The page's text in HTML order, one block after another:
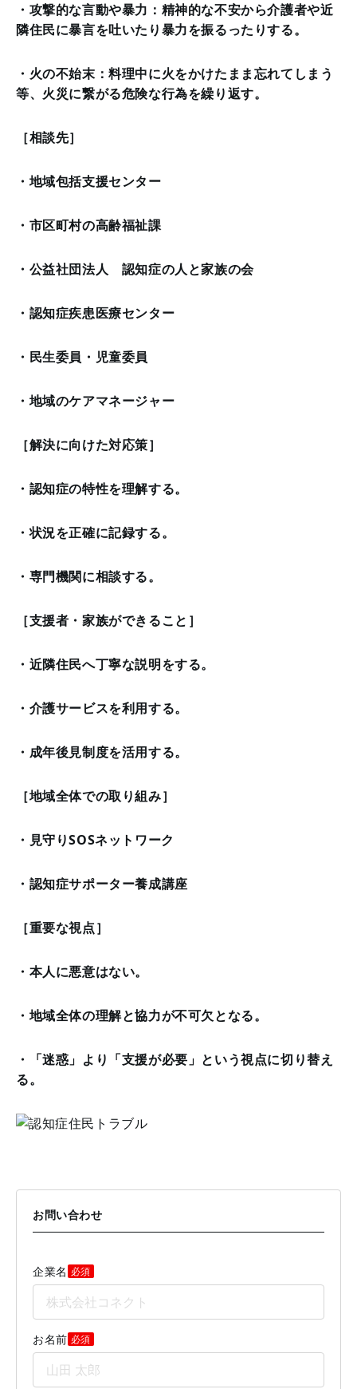
・攻撃的な言動や暴力：精神的な不安から介護者や近
隣住民に暴言を吐いたり暴力を振るったりする。
・火の不始末：料理中に火をかけたまま忘れてしまう
等、火災に繋がる危険な行為を繰り返す。
［相談先］
・地域包括支援センター
・市区町村の高齢福祉課
・公益社団法人 認知症の人と家族の会
・認知症疾患医療センター
・民生委員・児童委員
・地域のケアマネージャー
［解決に向けた対応策］
・認知症の特性を理解する。
・状況を正確に記録する。
・専門機関に相談する。
［支援者・家族ができること］
・近隣住民へ丁寧な説明をする。
・介護サービスを利用する。
・成年後見制度を活用する。
［地域全体での取り組み］
・見守りSOSネットワーク
・認知症サポーター養成講座
［重要な視点］
・本人に悪意はない。
・地域全体の理解と協力が不可欠となる。
・「迷惑」より「支援が必要」という視点に切り替え
る。
お問い合わせ
企業名 必須
お名前 必須